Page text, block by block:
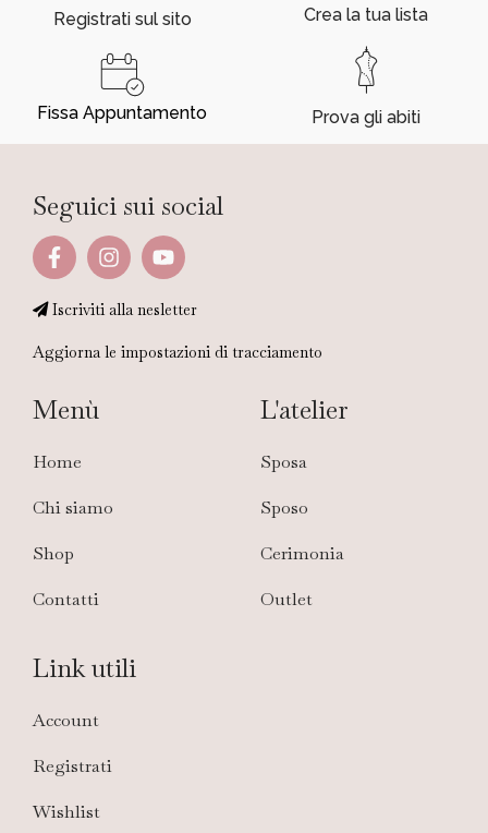
Registrati sul sito
Fissa Appuntamento
Crea la tua lista
Prova gli abiti
Seguici sui social
Iscriviti alla nesletter
Aggiorna le impostazioni di tracciamento
Menù
Home
Chi siamo
Shop
Contatti
L'atelier
Sposa
Sposo
Cerimonia
Outlet
Link utili
Account
Registrati
Wishlist